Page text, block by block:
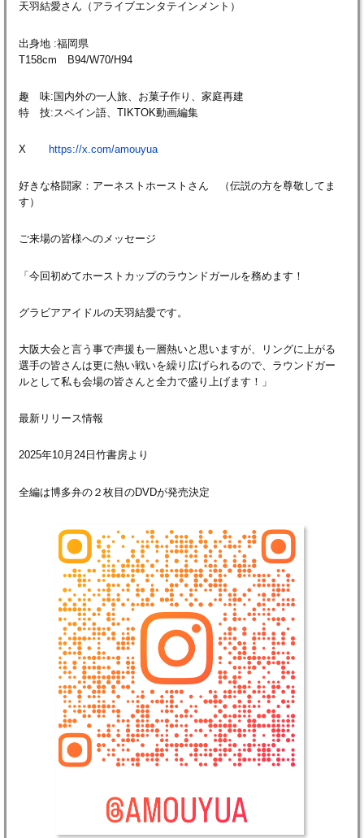
天羽結愛さん（アライブエンタテインメント）
出身地 :福岡県
T158cm B94/W70/H94
趣 味:国内外の一人旅、お菓子作り、家庭再建
特 技:スペイン語、TIKTOK動画編集
X https://x.com/amouyua
好きな格闘家：アーネストホーストさん （伝説の方を尊敬してま
す）
ご来場の皆様へのメッセージ
「今回初めてホーストカップのラウンドガールを務めます！
グラビアアイドルの天羽結愛です。
大阪大会と言う事で声援も一層熱いと思いますが、リングに上がる
選手の皆さんは更に熱い戦いを繰り広げられるので、ラウンドガー
ルとして私も会場の皆さんと全力で盛り上げます！」
最新リリース情報
2025年10月24日竹書房より
全編は博多弁の２枚目のDVDが発売決定